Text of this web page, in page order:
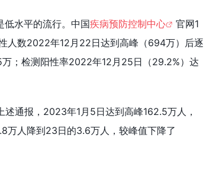
低水平的流行。中国疾病预防控制中心
官网1
人数2022年12月22日达到高峰（694万）后逐
；检测阳性率2022年12月25日（29.2%）达
述通报，2023年1月5日达到高峰162.5万人，
万人降到23日的3.6万人，较峰值下降了